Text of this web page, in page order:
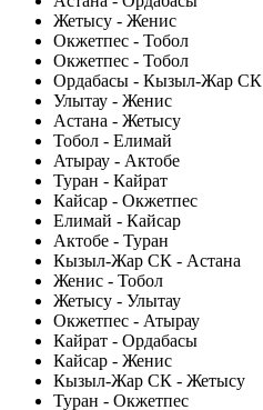
Жетысу - Женис
Окжетпес - Тобол
Окжетпес - Тобол
Ордабасы - Кызыл-Жар СК
Улытау - Женис
Астана - Жетысу
Тобол - Елимай
Атырау - Актобе
Туран - Кайрат
Кайсар - Окжетпес
Елимай - Кайсар
Актобе - Туран
Кызыл-Жар СК - Астана
Женис - Тобол
Жетысу - Улытау
Окжетпес - Атырау
Кайрат - Ордабасы
Кайсар - Женис
Кызыл-Жар СК - Жетысу
Туран - Окжетпес